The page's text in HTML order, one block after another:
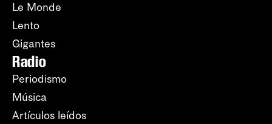
Le Monde
Lento
Gigantes
Radio
Periodismo
Música
Artículos leídos